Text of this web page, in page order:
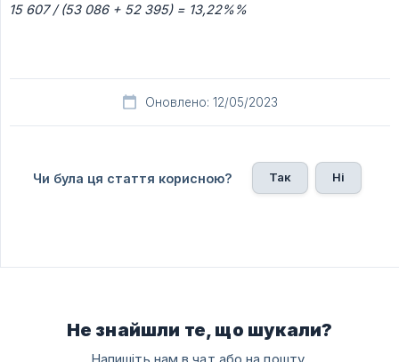
15 607 / (53 086 + 52 395) = 13,22%%
Оновлено: 12/05/2023
Чи була ця стаття корисною? Так Ні
Не знайшли те, що шукали?